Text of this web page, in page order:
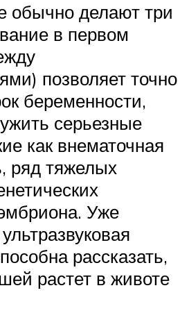
обычно делают три
в первом
позволяет точно
беременности,
серьезные
как внематочная
ряд тяжелых
Уже
рассказать,
растет в животе